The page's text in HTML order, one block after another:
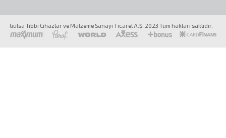
Gülsa Tıbbi Cihazlar ve Malzeme Sanayi Ticaret A.Ş. 2023 Tüm hakları saklıdır.